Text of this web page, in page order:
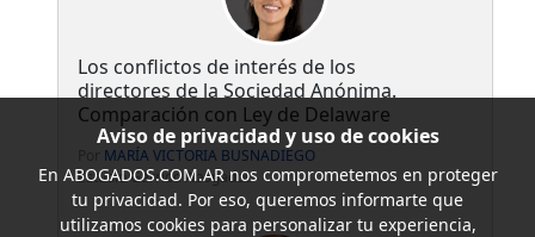
Los conflictos de interés de los
directores de la Sociedad Anónima.
Comparación con Ley de Delaware
MARÍA VICTORIA BUSNADIEGO
Estudio Garrido Abogados
Aviso de privacidad y uso de cookies
En ABOGADOS.COM.ARnos comprometemos en proteger
tu privacidad. Por eso, queremos informarte que
utilizamos cookies para personalizar tu experiencia,